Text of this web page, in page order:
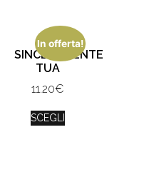
In offerta!
SINCERAMENTE
TUA
11.20€
SCEGLI